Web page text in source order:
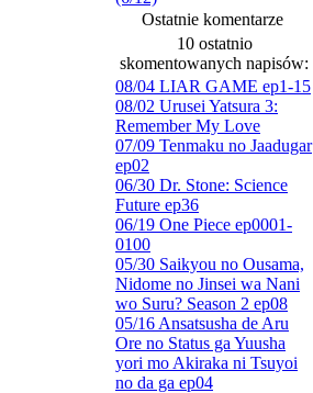
Ostatnie komentarze
10 ostatnio
skomentowanych napisów:
08/04 LIAR GAME ep1-15
08/02 Urusei Yatsura 3:
Remember My Love
07/09 Tenmaku no Jaadugar
ep02
06/30 Dr. Stone: Science
Future ep36
06/19 One Piece ep0001-
0100
05/30 Saikyou no Ousama,
Nidome no Jinsei wa Nani
wo Suru? Season 2 ep08
05/16 Ansatsusha de Aru
Ore no Status ga Yuusha
yori mo Akiraka ni Tsuyoi
no da ga ep04